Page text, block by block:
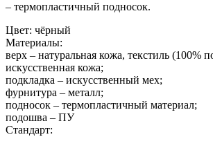
– термопластичный подносок.
Цвет: чёрный
Материалы:
верх – натуральная кожа, текстиль (100%
искусственная кожа;
подкладка – искусственный мех;
фурнитура – металл;
подносок – термопластичный материал;
подошва – ПУ
Стандарт: